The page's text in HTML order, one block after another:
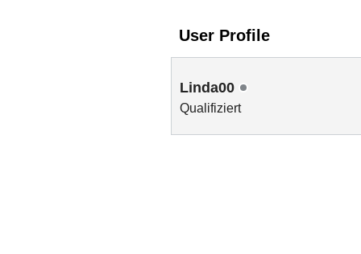
User Profile
Linda00
Qualifiziert